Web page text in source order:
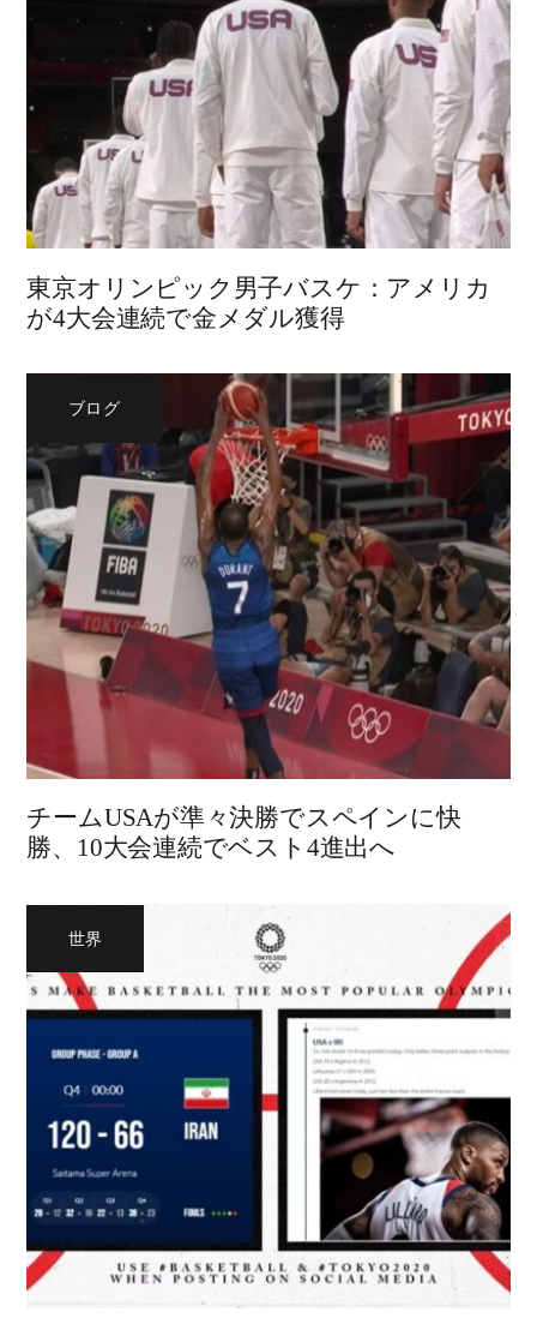
東京オリンピック男子バスケ：アメリカ
が4大会連続で金メダル獲得
ブログ
チームUSAが準々決勝でスペインに快
勝、10大会連続でベスト4進出へ
世界